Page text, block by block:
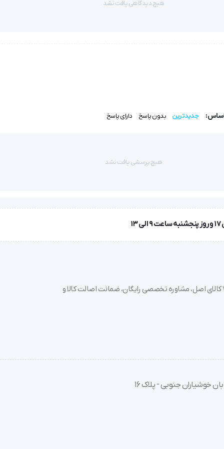
بیمار را قادر می‌سازد بدون نگرانی از خیس شدن پانسمان، استحمام کند.
به تعویض روزانه را کاهش داده و هزینه‌های درمان را در طولانی‌مدت کم
ایجاد چین و چروک جلوگیری شود.
هیچ دیدگاهی یافت نشد
جدیدترین بدون پاسخ دارای پاسخ
هیچ پرسشی یافت نشد
خرید تجهیزات پزشکی عمده و جزئی با بهترین قیمت از سدان مد؛ بیش از 7000 کالای اصل، مشاوره تخصصی رایگان، ضمانت اصالت کالا و
خوشیاران جنوبی - پلاک 16